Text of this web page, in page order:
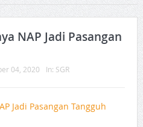
NAP Jadi Pasangan
04, 2020 In: SGR